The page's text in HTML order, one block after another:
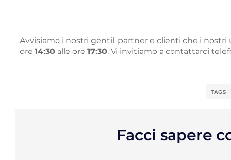
Avvisiamo i nostri gentili partner e clienti che i nostri
ore 14:30 alle ore 17:30. Vi invitiamo a contattarci
TAGS
Facci sapere